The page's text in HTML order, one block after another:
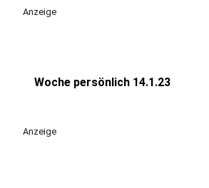
Anzeige
Woche persönlich 14.1.23
Anzeige